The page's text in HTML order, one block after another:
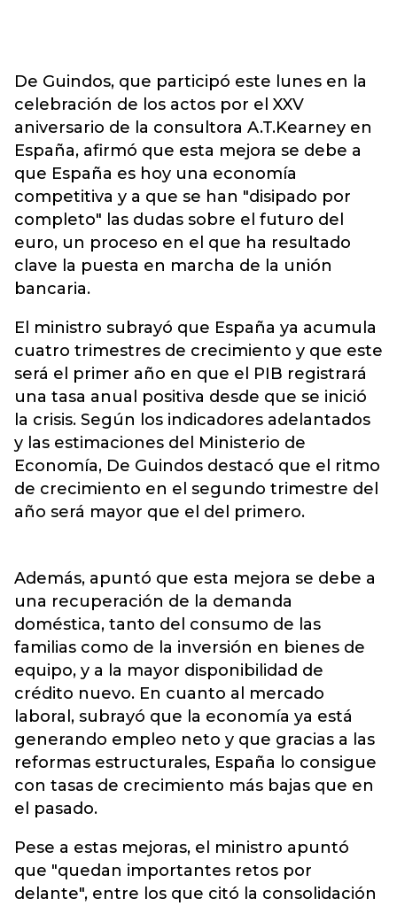
De Guindos, que participó este lunes en la
celebración de los actos por el XXV
aniversario de la consultora A.T.Kearney en
España, afirmó que esta mejora se debe a
que España es hoy una economía
competitiva y a que se han "disipado por
completo" las dudas sobre el futuro del
euro, un proceso en el que ha resultado
clave la puesta en marcha de la unión
bancaria.
El ministro subrayó que España ya acumula
cuatro trimestres de crecimiento y que este
será el primer año en que el PIB registrará
una tasa anual positiva desde que se inició
la crisis. Según los indicadores adelantados
y las estimaciones del Ministerio de
Economía, De Guindos destacó que el ritmo
de crecimiento en el segundo trimestre del
año será mayor que el del primero.
Además, apuntó que esta mejora se debe a
una recuperación de la demanda
doméstica, tanto del consumo de las
familias como de la inversión en bienes de
equipo, y a la mayor disponibilidad de
crédito nuevo. En cuanto al mercado
laboral, subrayó que la economía ya está
generando empleo neto y que gracias a las
reformas estructurales, España lo consigue
con tasas de crecimiento más bajas que en
el pasado.
Pese a estas mejoras, el ministro apuntó
que "quedan importantes retos por
delante", entre los que citó la consolidación